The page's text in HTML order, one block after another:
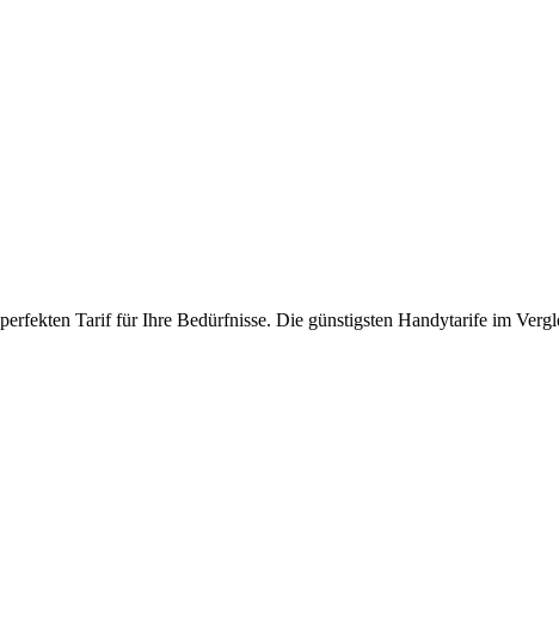
Tarif für Ihre Bedürfnisse. Die günstigsten Handytarife im